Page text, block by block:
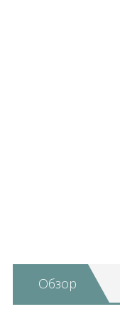
Обзор